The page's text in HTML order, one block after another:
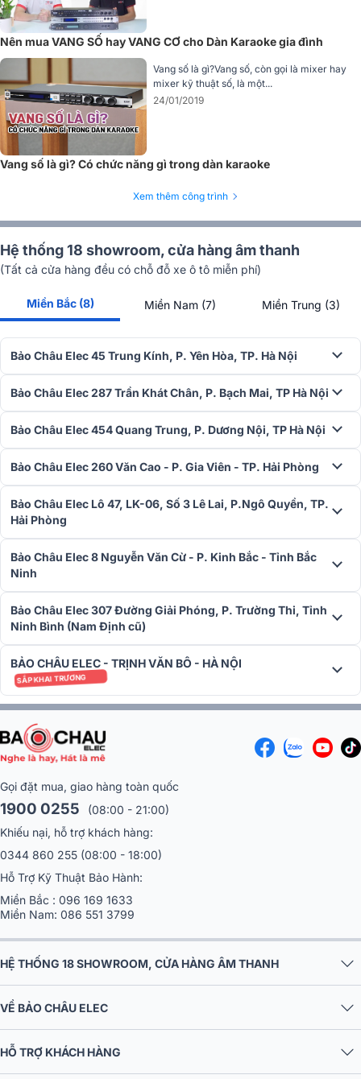
5. Độ Nhiễu Chéo (Cross Talk) Tối Ưu
Với độ nhiễu chéo
, BIK VK-R51 đảm bảo sự tách biệt rõ ràng
giữa các kênh âm thanh. Điều này giúp mỗi kênh (trái, phải, trung
tâm, vòm, siêu trầm) hoạt động độc lập và hiệu quả, tạo ra một
không gian âm thanh rộng mở, sống động và có chiều sâu, đặc biệt
phát huy tác dụng trong hệ thống âm thanh vòm 5.1.
6. Độ Nhạy & Trở Kháng Đầu Vào Tối Ưu
Đầu vào nhạc và micro đều có độ nhạy 30mV và trở kháng 50kΩ:
Thông số này cho phép vang số BIK VK-R51 dễ dàng tiếp nhận tín
hiệu từ nhiều nguồn nhạc (đầu phát, TV, điện thoại) và micro khác
sự linh hoạt và tương thích cao trong việc phối ghép thiết bị.
7. Đa Dạng Cổng Ra Tín Hiệu (Output) Mạnh Mẽ
BIK VK-R51 cung cấp nhiều cổng ra với mức tín hiệu mạnh mẽ, phục
Main Out (L/R): 2.0V:
Cung cấp tín hiệu chất lượng cao cho
loa chính.
Center Out, Sub-Woofer Out, Surround Out (L/R)
Mức tín hiệu cao hơn cho các kênh loa phụ và loa siêu trầm,
REC Out (L/R): 3.6V: Hỗ trợ ghi âm lại màn trình diễn của bạn
với chất lượng tốt nhất.
Nên mua VANG SỐ hay VANG CƠ cho Dàn Karaoke gia đình
Vang số là gì?Vang số, còn gọi là mixer hay
mixer kỹ thuật số, là một...
24/01/2019
Vang số là gì? Có chức năng gì trong dàn karaoke
Xem thêm công trình
Hệ thống 18 showroom, cửa hàng âm thanh
(Tất cả cửa hàng đều có chỗ đỗ xe ô tô miễn phí)
Miền Bắc (8) Miền Nam (7) Miền Trung (3)
Bảo Châu Elec 45 Trung Kính, P. Yên Hòa, TP. Hà Nội
Bảo Châu Elec 287 Trần Khát Chân, P. Bạch Mai, TP Hà Nội
Bảo Châu Elec 454 Quang Trung, P. Dương Nội, TP Hà Nội
Bảo Châu Elec 260 Văn Cao - P. Gia Viên - TP. Hải Phòng
Bảo Châu Elec Lô 47, LK-06, Số 3 Lê Lai, P.Ngô Quyền, TP.
Hải Phòng
Bảo Châu Elec 8 Nguyễn Văn Cừ - P. Kinh Bắc - Tỉnh Bắc
Ninh
Bảo Châu Elec 307 Đường Giải Phóng, P. Trường Thi, Tỉnh
Ninh Bình (Nam Định cũ)
BẢO CHÂU ELEC - TRỊNH VĂN BÔ - HÀ NỘI
SẮP KHAI TRƯƠNG
Gọi đặt mua, giao hàng toàn quốc
1900 0255
(08:00 - 21:00)
Khiếu nại, hỗ trợ khách hàng:
0344 860 255 (08:00 - 18:00)
Hỗ Trợ Kỹ Thuật Bảo Hành:
Miền Bắc : 096 169 1633
Miền Nam: 086 551 3799
HỆ THỐNG 18 SHOWROOM, CỬA HÀNG ÂM THANH
VỀ BẢO CHÂU ELEC
HỖ TRỢ KHÁCH HÀNG